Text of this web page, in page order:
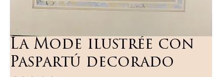
La Mode ilustrée con
Paspartú decorado